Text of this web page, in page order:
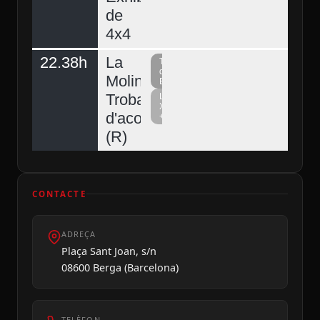
de
4x4
22.38h
La
Molina,
Trobada
d'acordionistes
(R)
Televisió
del
Berguedà
La
Xarxa
+
CONTACTE
ADREÇA
Plaça Sant Joan, s/n
08600 Berga (Barcelona)